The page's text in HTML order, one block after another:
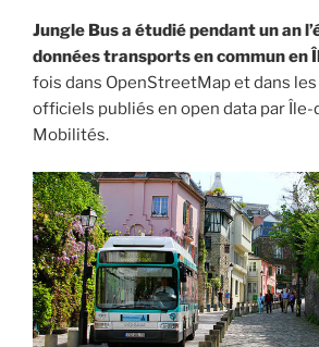
Jungle Bus a étudié pendant un an
données transports en commun en
fois dans OpenStreetMap et dans
officiels publiés en open data par Île-
Mobilités.